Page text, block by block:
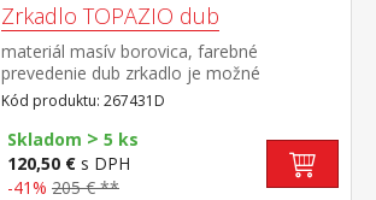
Zrkadlo TOPAZIO dub
materiál masív borovica, farebné
prevedenie dub zrkadlo je možné
kombinovať s nábytkom z radu TOPAZIO
dub a RUBI dub
Kód produktu: 267431D
Skladom > 5 ks
120,50 € s DPH
-41% 205 € **